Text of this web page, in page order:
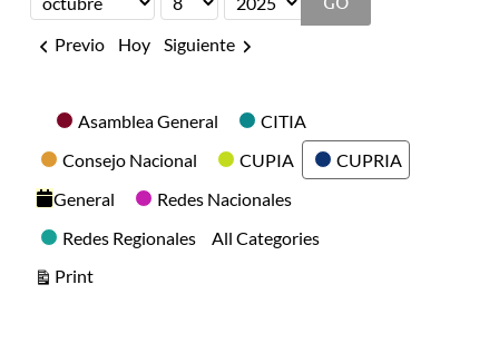
Month
Day
Year
Previo
Hoy Siguiente
CategoriesAsamblea General
CITIA
Consejo Nacional
CUPIA
CUPRIA
General
Redes Nacionales
Redes Regionales
All Categories
PrintView